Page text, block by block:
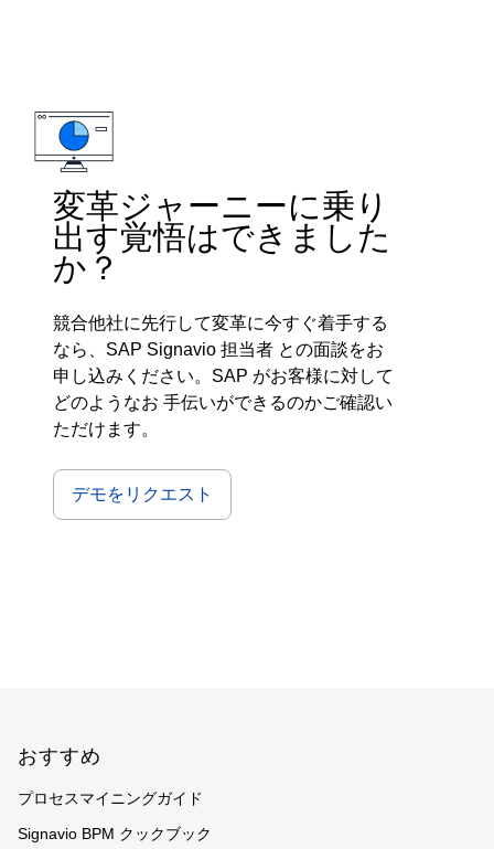
変革ジャーニーに乗り
出す覚悟はできました
か？
競合他社に先行して変革に今すぐ着手する
なら、SAP Signavio 担当者 との面談をお
申し込みください。SAP がお客様に対して
どのようなお 手伝いができるのかご確認い
ただけます。
デモをリクエスト
おすすめ
プロセスマイニングガイド
Signavio BPM クックブック